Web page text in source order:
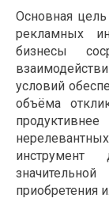
Основная цель
рекламных
бизнесы
условий
объёма
приобретения